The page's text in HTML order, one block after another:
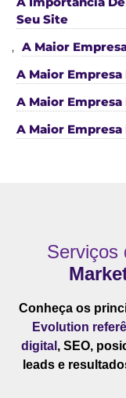
Seu Site
, A Maior
A Maior
A Maior
A Maior
Serviços
Conheça os
Evolution
digital , SEO,
leads e